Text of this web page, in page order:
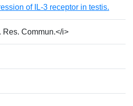
of IL-3 receptor in testis.
Commun.</i>